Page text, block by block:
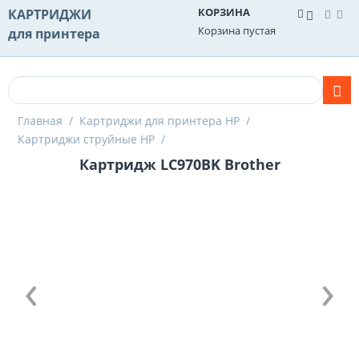
КАРТРИДЖИ
для принтера
КОРЗИНА
Корзина пустая
Главная / Картриджи для принтера HP /
Картриджи струйные HP /
Картридж LC970BK Brother